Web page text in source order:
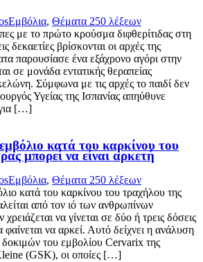
Εμβόλια, Θέματα 250 λέξεων
με το πρώτο κρούσμα διφθερίτιδας στη
δεκαετίες βρίσκονται οι αρχές της
παρουσίασε ένα εξάχρονο αγόρι στην
σε μονάδα εντατικής θεραπείας
Σύμφωνα με τις αρχές το παιδί δεν
Υγείας της Ισπανίας απηύθυνε
για […]
κατά του καρκίνου του
μπορεί να είναι αρκετή
Εμβόλια, Θέματα 250 λέξεων
κατά του καρκίνου του τραχήλου της
από τον ιό των ανθρωπίνων
να γίνεται σε δύο ή τρεις δόσεις
να αρκεί. Αυτό δείχνει η ανάλυση
του εμβολίου Cervarix της
(GSK), οι οποίες […]